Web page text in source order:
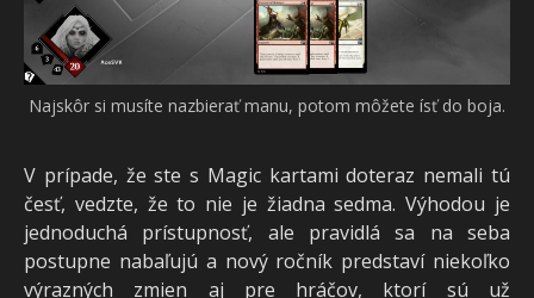
Najskôr si musíte nazbierať manu, potom môžete ísť do boja.
V prípade, že ste s Magic kartami doteraz nemali tú
česť, vedzte, že to nie je žiadna sedma. Výhodou je
jednoduchá prístupnosť, ale pravidlá sa na seba
postupne nabaľujú a nový ročník predstaví niekoľko
výrazných zmien aj pre hráčov, ktorí sú už